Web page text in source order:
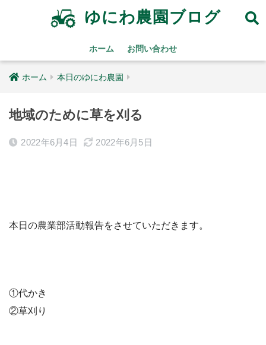
ゆにわ農園ブログ
ホーム お問い合わせ
ホーム 本日のゆにわ農園
地域のために草を刈る
2022年6月4日 2022年6月5日
本日の農業部活動報告をさせていただきます。
①代かき
②草刈り